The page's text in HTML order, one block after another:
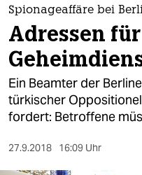
themen
politik
öko
gesellschaft
sport
Spionageaffäre bei
Adressen
Ein Beamter der
türkischer
fordert: Betroffene
27.9.2018 16:09 Uhr